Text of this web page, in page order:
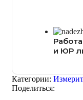
и ЮР
Категории:
Поделиться: